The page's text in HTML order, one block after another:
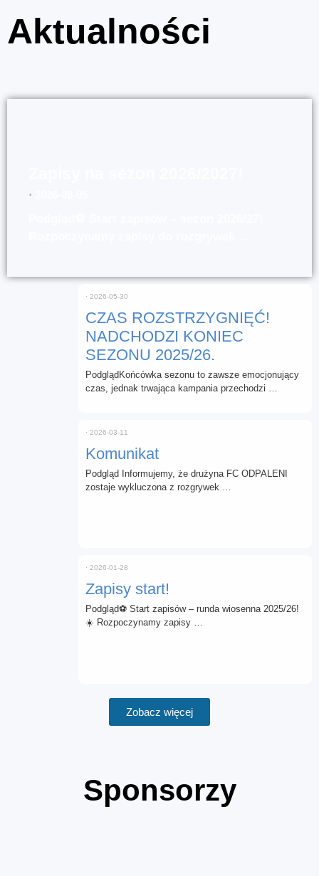
Aktualności
⋅
CZAS ROZSTRZYGNIĘĆ!
NADCHODZI KONIEC
SEZONU 2025/26.
⋅ 2026-05-30
PodglądKońcówka sezonu to zawsze emocjonujący
czas, jednak trwająca kampania przechodzi …
Komunikat
⋅ 2026-03-11
Podgląd Informujemy, że drużyna FC ODPALENI
zostaje wykluczona z rozgrywek …
Zapisy start!
⋅ 2026-01-28
Podgląd⚽ Start zapisów – runda wiosenna 2025/26!
☀️ Rozpoczynamy zapisy …
Zobacz więcej
Sponsorzy